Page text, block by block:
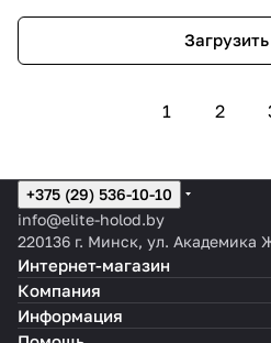
1 2
+375 (29) 536-10-10
info@elite-holod.by
220136 г. Минск, ул. Академика
Интернет-магазин
Компания
Информация